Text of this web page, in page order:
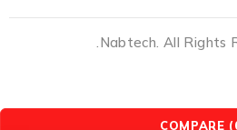
COMPARE